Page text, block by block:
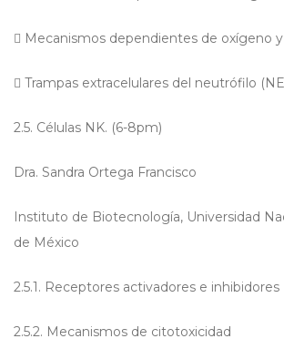
 Mecanismos dependientes de oxígeno
 Trampas extracelulares del neutrófilo
2.5. Células NK. (6-8pm)
Dra. Sandra Ortega Francisco
Instituto de Biotecnología, Universidad
de México
2.5.1. Receptores activadores e inhibidores
2.5.2. Mecanismos de citotoxicidad